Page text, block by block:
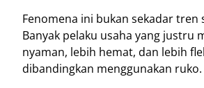
Fenomena ini bukan sekadar tren
Banyak pelaku usaha yang justru
nyaman, lebih hemat, dan lebih
dibandingkan menggunakan ruko.